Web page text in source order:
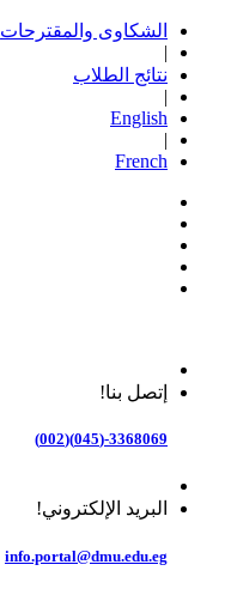
الشكاوى والمقترحات
|
نتائج الطلاب
|
English
|
French
إتصل بنا!
3368069-(045)(002)
البريد الإلكتروني!
info.portal@dmu.edu.eg